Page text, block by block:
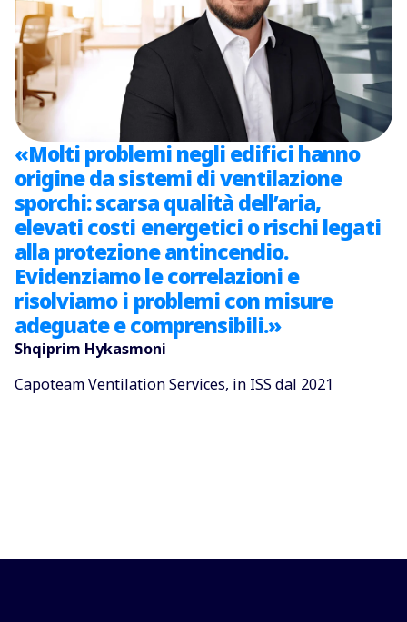
«Molti problemi negli edifici hanno
origine da sistemi di ventilazione
sporchi: scarsa qualità dell’aria,
elevati costi energetici o rischi legati
alla protezione antincendio.
Evidenziamo le correlazioni e
risolviamo i problemi con misure
adeguate e comprensibili.»
Shqiprim Hykasmoni
Capoteam Ventilation Services, in ISS dal 2021